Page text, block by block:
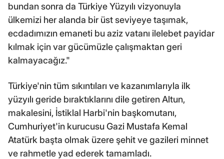
bundan sonra da Türkiye Yüzyılı vizyonuyla
ülkemizi her alanda bir üst seviyeye taşımak,
ecdadımızın emaneti bu aziz vatanı ilelebet payidar
kılmak için var gücümüzle çalışmaktan geri
kalmayacağız."
Türkiye'nin tüm sıkıntıları ve kazanımlarıyla ilk
yüzyılı geride bıraktıklarını dile getiren Altun,
makalesini, İstiklal Harbi'nin başkomutanı,
Cumhuriyet'in kurucusu Gazi Mustafa Kemal
Atatürk başta olmak üzere şehit ve gazileri minnet
ve rahmetle yad ederek tamamladı.